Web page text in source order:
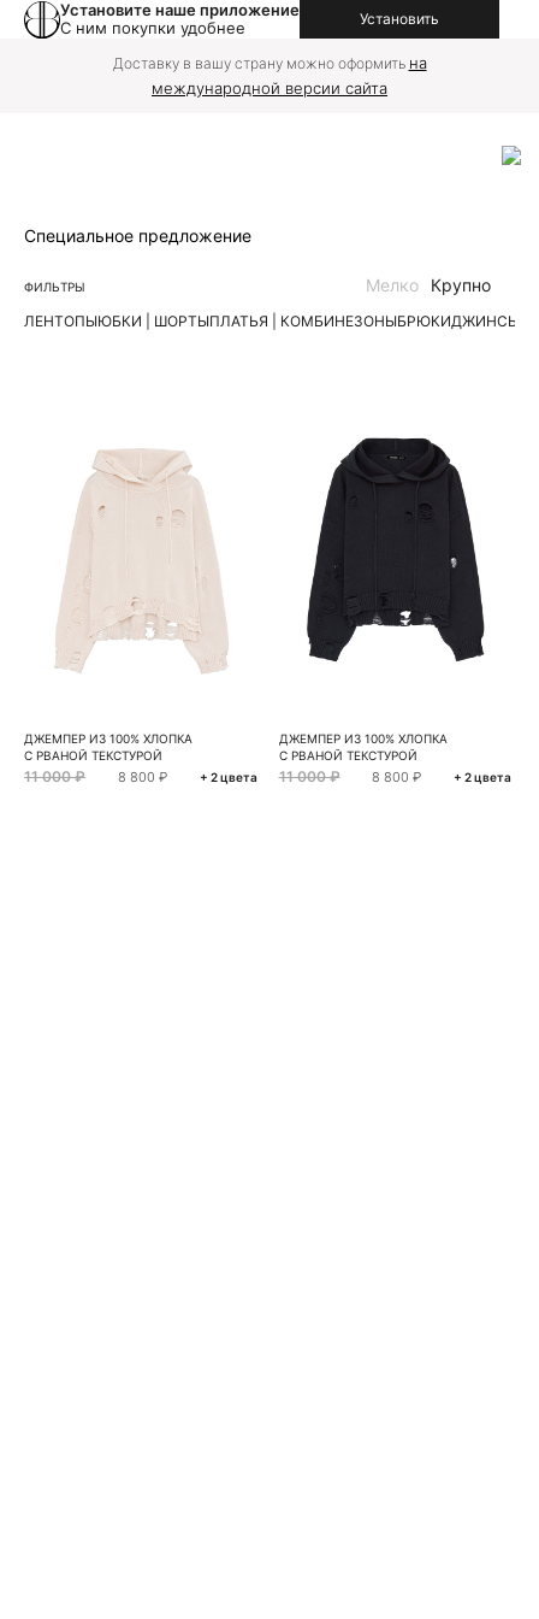
Установите наше приложение
С ним покупки удобнее
Установить
Доставку в вашу страну можно оформить на
международной версии сайта
Специальное предложение
ФИЛЬТРЫ
ЛЕНТОПЫЮБКИ | ШОРТЫПЛАТЬЯ | КОМБИНЕЗОНЫБРЮКИДЖИНСЫ
Мелко Крупно
ДЖЕМПЕР ИЗ 100% ХЛОПКА
С РВАНОЙ ТЕКСТУРОЙ
11 000 ₽ 8 800 ₽ + 2 цвета
ДЖЕМПЕР ИЗ 100% ХЛОПКА
С РВАНОЙ ТЕКСТУРОЙ
11 000 ₽ 8 800 ₽ + 2 цвета